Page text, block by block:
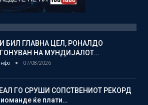
БИЛ ГЛАВНА ЦЕЛ, РОНАЛДО
НА МУНДИЈАЛОТ…
07/08/2026
ГО СРУШИ СОПСТВЕНИОТ РЕКОРД
ќе плати…